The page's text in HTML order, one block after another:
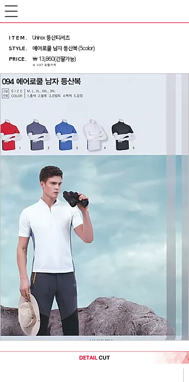
ITEM .
Unirex 등산티셔츠
STYLE.
에어로쿨 남자 등산복 (5color)
PRICE.
※ VAT 포함가격
￦ 13,860(긴팔가능)